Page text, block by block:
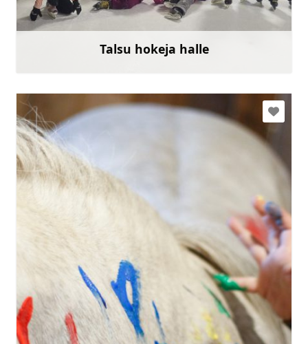
Talsu hokeja halle
thk@inbox.lv
+371 29251004